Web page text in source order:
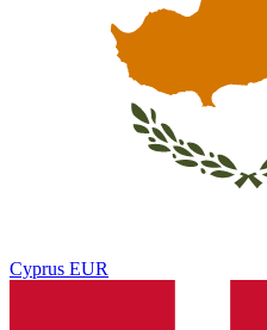
Cyprus EUR